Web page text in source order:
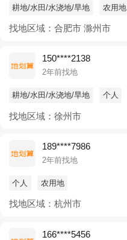
耕地/水田/水浇地/旱地 农用地
找地区域：合肥市 滁州市
150****2138
2年前找地
耕地/水田/水浇地/旱地 个人
找地区域：徐州市
189****7986
2年前找地
个人 农用地
找地区域：杭州市
166****5456